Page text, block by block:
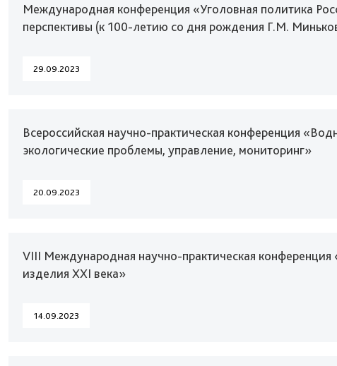
Международная конференция «Уголовная политика
перспективы (к 100-летию со дня рождения Г.М.
29.09.2023
Всероссийская научно-практическая конференция
экологические проблемы, управление, мониторинг»
20.09.2023
VIII Международная научно-практическая
изделия XXI века»
14.09.2023